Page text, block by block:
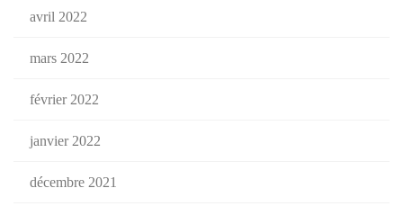
avril 2022
mars 2022
février 2022
janvier 2022
décembre 2021